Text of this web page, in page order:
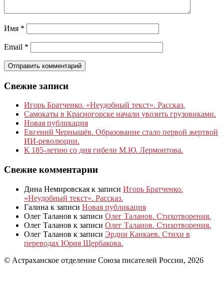
Имя *
Email *
Свежие записи
Игорь Братченко. «Неудобный текст». Рассказ.
Самокаты в Красногорске начали увозить грузовиками.
Новая публикация
Евгений Чернышёв. Образование стало первой жертвой
ИИ-революции.
К 185‑летию со дня гибели М.Ю. Лермонтова.
Свежие комментарии
Дина Немировская к записи Игорь Братченко.
«Неудобный текст». Рассказ.
Галина к записи Новая публикация
Олег Таланов к записи Олег Таланов. Стихотворения.
Олег Таланов к записи Олег Таланов. Стихотворения.
Олег Таланов к записи Эрдни Канкаев. Стихи в
переводах Юрия Щербакова.
© Астраханское отделение Союза писателей России, 2026